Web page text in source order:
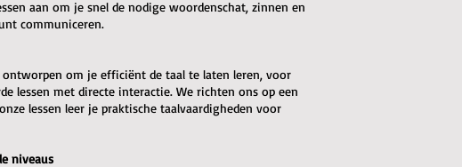
aan om je snel de nodige woordenschat, zinnen en
communiceren.
ontworpen om je efficiënt de taal te laten leren, voor
lessen met directe interactie. We richten ons op een
lessen leer je praktische taalvaardigheden voor
niveaus